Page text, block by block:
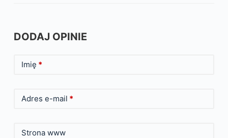
DODAJ OPINIE
Imię *
Adres e-mail *
Strona www